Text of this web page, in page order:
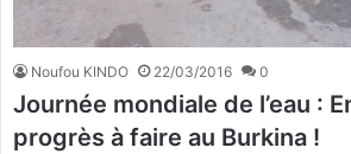
Noufou KINDO 22/03/2016 0
Journée mondiale de l’eau :
progrès à faire au Burkina !